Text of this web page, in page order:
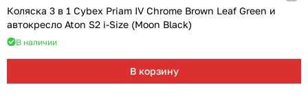
Коляска 3 в 1 Cybex Priam IV Chrome Brown Leaf Green и
автокресло Aton S2 i-Size (Moon Black)
В наличии
В корзину